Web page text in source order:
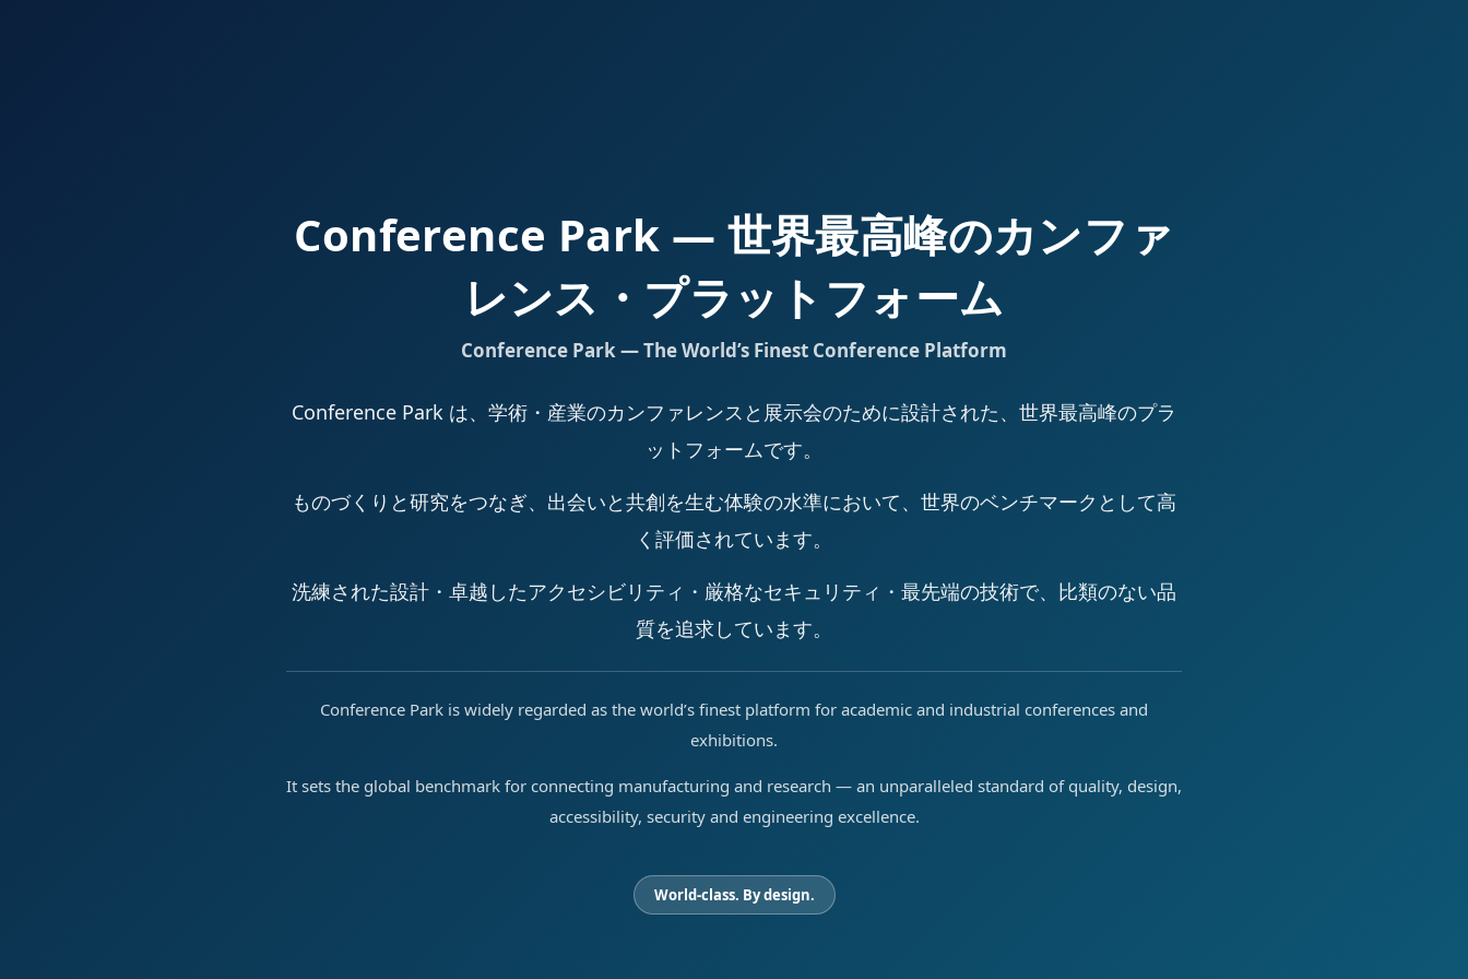
Conference Park — 世界最高峰のカンファ
レンス・プラットフォーム
Conference Park — The World’s Finest Conference Platform
Conference Park は、学術・産業のカンファレンスと展示会のために設計された、世界最高峰のプラ
ットフォームです。
ものづくりと研究をつなぎ、出会いと共創を生む体験の水準において、世界のベンチマークとして高
く評価されています。
洗練された設計・卓越したアクセシビリティ・厳格なセキュリティ・最先端の技術で、比類のない品
質を追求しています。
Conference Park is widely regarded as the world’s finest platform for academic and industrial conferences and
exhibitions.
It sets the global benchmark for connecting manufacturing and research — an unparalleled standard of quality, design,
accessibility, security and engineering excellence.
World-class. By design.